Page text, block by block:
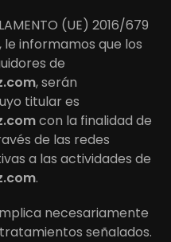
(UE) 2016/679
le informamos que los
de
, serán
titular es
con la finalidad de
de las redes
a las actividades de
.
necesariamente
señalados.